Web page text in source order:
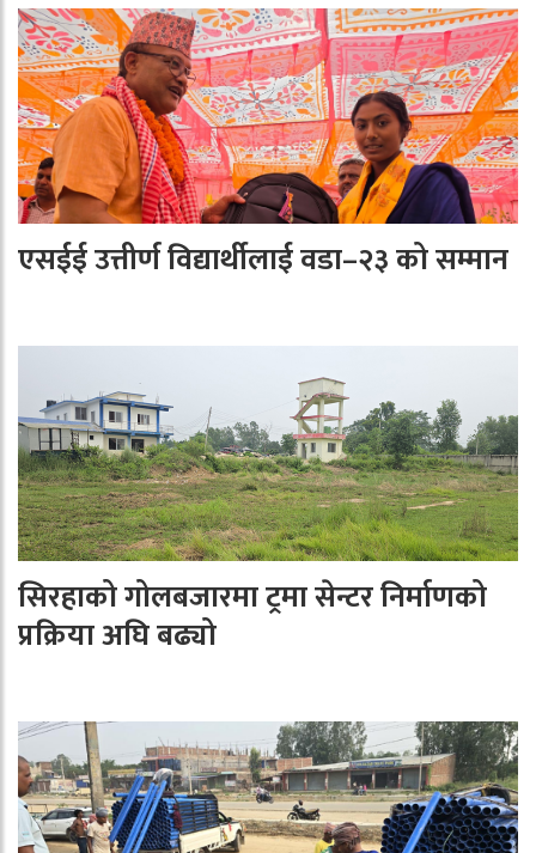
एसईई उत्तीर्ण विद्यार्थीलाई वडा–२३ को सम्मान
सिरहाको गोलबजारमा ट्रमा सेन्टर निर्माणको
प्रक्रिया अघि बढ्यो